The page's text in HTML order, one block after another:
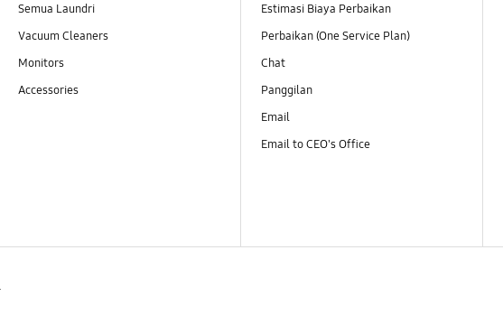
Semua Laundri
Vacuum Cleaners
Monitors
Accessories
Estimasi Biaya Perbaikan
Perbaikan (One Service Plan)
Chat
Panggilan
Email
Email to CEO's Office